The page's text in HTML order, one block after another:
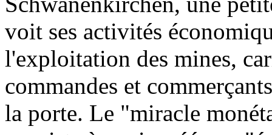
voit ses activités
l'exploitation des mines,
commandes et
la porte. Le "miracle